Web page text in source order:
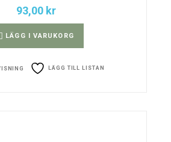
93,00 kr
LÄGG I VARUKORG
LÄGG TILL LISTAN